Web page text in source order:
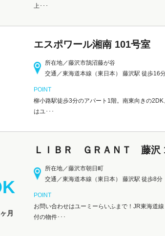
上･･･
エスポワール湘南 101号室
所在地／藤沢市鵠沼藤が谷
交通／東海道本線（東日本） 藤沢駅 徒歩16
POINT
柳小路駅徒歩3分のアパート1階。南東向きの
はユ･･･
ＬＩＢＲ ＧＲＡＮＴ 藤沢
所在地／藤沢市朝日町
交通／東海道本線（東日本） 藤沢駅 徒歩8分
月
POINT
お問い合わせはユーミーらいふまで！JR東海道
付の物件･･･